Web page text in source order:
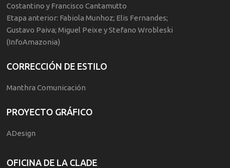
Costantino y Francisco Cantamutto
Etapa anterior: Fabiola Munhoz; Elis Fernandes;
Gustavo Paiva; Miguel Peixe y Stefano Wrobleski
(InfoAmazonia)
CORRECCIÓN DE ESTILO
Manthra Comunicación
PROYECTO GRÁFICO
ADesign
OFICINA DE LA CLADE